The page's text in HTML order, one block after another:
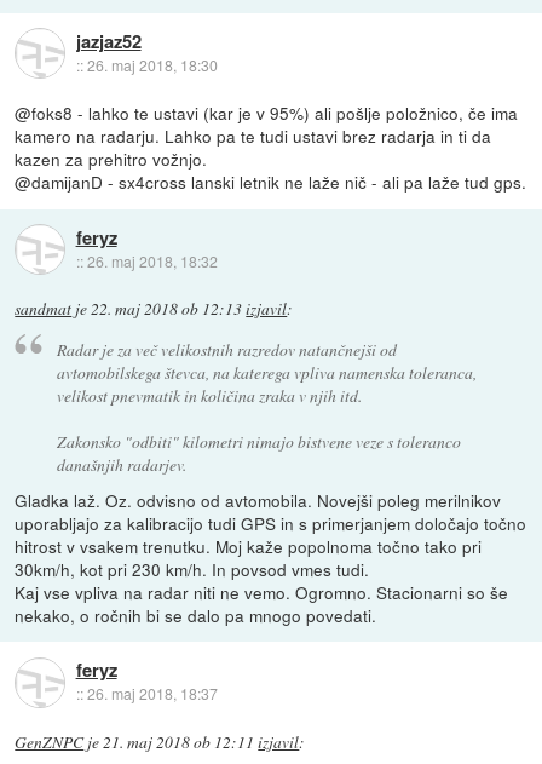
jazjaz52
::26. maj 2018, 18:30
@foks8 - lahko te ustavi (kar je v 95%) ali pošlje položnico, če ima
kamero na radarju. Lahko pa te tudi ustavi brez radarja in ti da
kazen za prehitro vožnjo.
@damijanD - sx4cross lanski letnik ne laže nič - ali pa laže tud gps.
feryz
::26. maj 2018, 18:32
sandmat je22. maj 2018 ob 12:13izjavil:
Radar je za več velikostnih razredov natančnejši od
avtomobilskega števca, na katerega vpliva namenska toleranca,
velikost pnevmatik in količina zraka v njih itd.
Zakonsko "odbiti" kilometri nimajo bistvene veze s toleranco
današnjih radarjev.
Gladka laž. Oz. odvisno od avtomobila. Novejši poleg merilnikov
uporabljajo za kalibracijo tudi GPS in s primerjanjem določajo točno
hitrost v vsakem trenutku. Moj kaže popolnoma točno tako pri
30km/h, kot pri 230 km/h. In povsod vmes tudi.
Kaj vse vpliva na radar niti ne vemo. Ogromno. Stacionarni so še
nekako, o ročnih bi se dalo pa mnogo povedati.
feryz
::26. maj 2018, 18:37
GenZNPCje21. maj 2018 ob 12:11 izjavil: